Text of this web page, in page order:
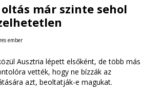
már szinte sehol
ember
Ausztria lépett elsőként, de több más
vették, hogy ne bízzák az
azt, beoltatják-e magukat.